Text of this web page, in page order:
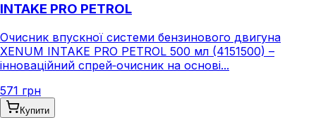
INTAKE PRO PETROL
Очисник впускної системи бензинового двигуна
XENUM INTAKE PRO PETROL 500 мл (4151500) –
інноваційний спрей‑очисник на основі...
571 грн
Купити